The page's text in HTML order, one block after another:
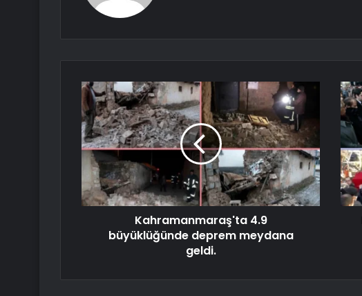
Kahramanmaraş'ta 4.9
büyüklüğünde deprem meydana
geldi.